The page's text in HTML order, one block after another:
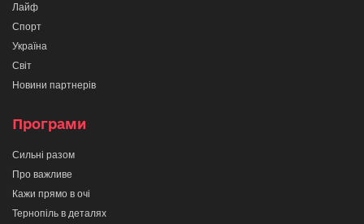
Лайф
Спорт
Україна
Світ
Новини партнерів
Програми
Сильні разом
Про важливе
Кажи прямо в очі
Тернопіль в деталях